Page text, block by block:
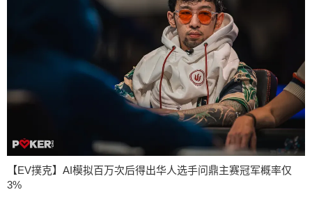
【EV撲克】AI模拟百万次后得出华人选手问鼎主赛冠军概率仅
3%